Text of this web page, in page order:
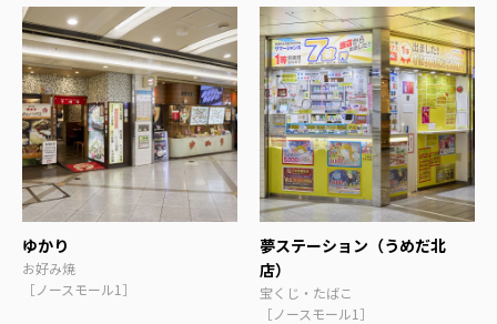
ゆかり
お好み焼
［ノースモール1］
夢ステーション（うめだ北
店）
宝くじ・たばこ
［ノースモール1］